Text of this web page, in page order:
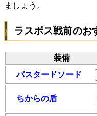
ましょう。
ラスボス戦前のお
装備
バスタードソード
ちからの盾